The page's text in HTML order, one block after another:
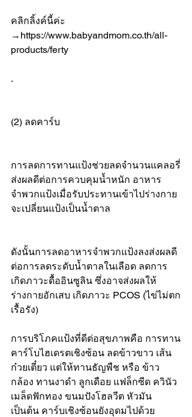
คลิกลิ้งค์นี้ค่ะ
→ https://www.babyandmom.co.th/all-
products/ferty
.
(2) ลดคาร์บ
การลดการทานแป้งช่วยลดจำนวนแคลอรี่
ส่งผลดีต่อการควบคุมน้ำหนัก อาหาร
จำพวกแป้งเมื่อรับประทานเข้าไปร่างกาย
จะเปลี่ยนแป้งเป็นน้ำตาล
ดังนั้นการลดอาหารจำพวกแป้งลงส่งผลดี
ต่อการลดระดับน้ำตาลในเลือด ลดการ
เกิดภาวะดื้ออินซูลิน ซึ่งอาจส่งผลให้
ร่างกายอักเสบ เกิดภาวะ PCOS (ไข่ไม่ตก
เรื้อรัง)
การบริโภคแป้งที่ดีต่อสุขภาพคือ การทาน
คาร์โบไฮเดรตเชิงซ้อน ลดข้าวขาว เส้น
ก๋วยเตี๋ยว แต่ให้ทานธัญพืช หรือ ข้าว
กล้อง ทานงาดำ ลูกเดือย แฟล็กซีด ควินัว
เมล็ดฟักทอง ขนมปังโฮลวีต หัวมัน
เป็นต้น คาร์บเชิงซ้อนยังอุดมไปด้วย